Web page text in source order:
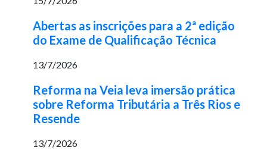
Abertas as inscrições para a 2ª edição
do Exame de Qualificação Técnica
13/7/2026
Reforma na Veia leva imersão prática
sobre Reforma Tributária a Três Rios e
Resende
13/7/2026